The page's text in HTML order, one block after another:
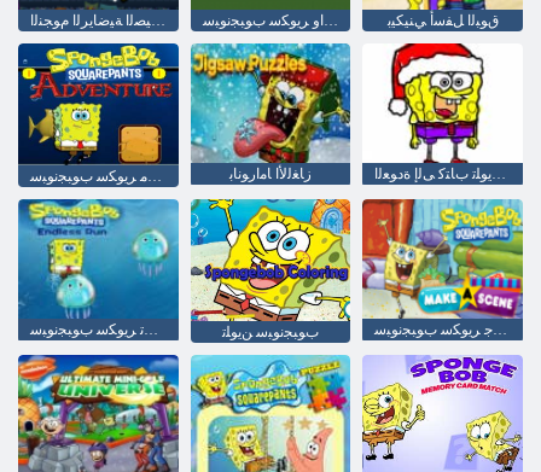
ﺔﻴﻔﻴﺼﻟﺍ ﺔﻴﺿﺎﻳﺮﻟﺍ ﻡﻮﺠﻨﻟﺍ ﻞﺣﻮﻟﺍ ﺕﺍﺬﻘﻨﻤﻟﺍﻭ ﺮﻳﻮﻜﺳ ﺏﻮﺒﺠﻧﻮﺒﺳ ﻕﻮﺒﻟﺍ ﻞﻔﺳﺃ ﻲﻨﻴﻜﻴﺑ
ﺯﺎﻐﻟﻷ ﺍ ﺎﻣﺍﺭﻮﻧﺎﺑ ﺔﺳﺭﺪﻤﻟﺍ ﻦﻳﻮﻠﺗ ﺏﺎﺘﻛ ﻰﻟﺇ ﺓﺩﻮﻌﻟﺍ
ﺎﻬﻟ ﺔﻳﺎﻬﻧ ﻻ ﻞﻴﻐﺸﺗ ﺮﻳﻮﻜﺳ ﺏﻮﺒﺠﻧﻮﺒﺳ ﺏﻮﺒﺠﻧﻮﺒﺳ ﻦﻳﻮﻠﺗ ﺪﻬﺸﻤﻟﺍ ﻞﻌﺟ ﺮﻳﻮﻜﺳ ﺏﻮﺒﺠﻧﻮﺒﺳ